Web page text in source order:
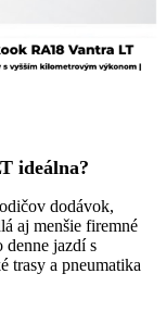
ideálna?
dodávok,
aj menšie firemné
jazdí s
trasy a pneumatika